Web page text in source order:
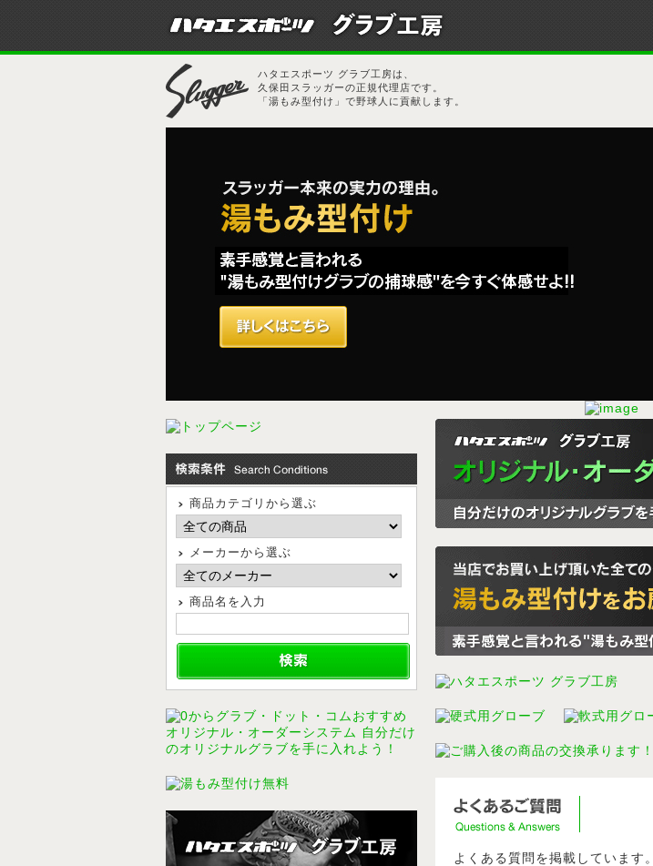
ハタエスポーツ グラブ工房は、
久保田スラッガーの正規代理店です。
「湯もみ型付け」で野球人に貢献します。
商品カテゴリから選ぶ
メーカーから選ぶ
商品名を入力
よくある質問を掲載しています。